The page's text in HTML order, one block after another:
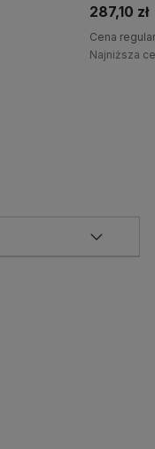
539,10 zł
Cena
Najniższa